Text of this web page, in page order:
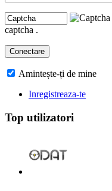
captcha .
Amintește-ți de mine
Inregistreaza-te
Top utilizatori